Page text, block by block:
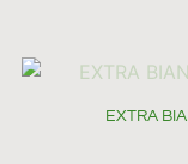
EXTRA